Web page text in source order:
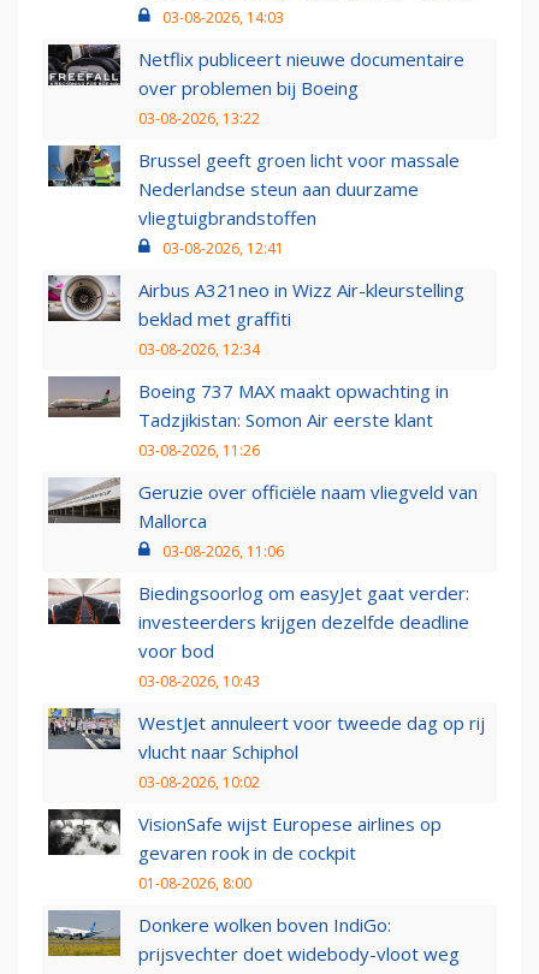
03-08-2026, 14:03
Netflix publiceert nieuwe documentaire
over problemen bij Boeing
03-08-2026, 13:22
Brussel geeft groen licht voor massale
Nederlandse steun aan duurzame
vliegtuigbrandstoffen
03-08-2026, 12:41
Airbus A321neo in Wizz Air-kleurstelling
beklad met graffiti
03-08-2026, 12:34
Boeing 737 MAX maakt opwachting in
Tadzjikistan: Somon Air eerste klant
03-08-2026, 11:26
Geruzie over officiële naam vliegveld van
Mallorca
03-08-2026, 11:06
Biedingsoorlog om easyJet gaat verder:
investeerders krijgen dezelfde deadline
voor bod
03-08-2026, 10:43
WestJet annuleert voor tweede dag op rij
vlucht naar Schiphol
03-08-2026, 10:02
VisionSafe wijst Europese airlines op
gevaren rook in de cockpit
01-08-2026, 8:00
Donkere wolken boven IndiGo:
prijsvechter doet widebody-vloot weg